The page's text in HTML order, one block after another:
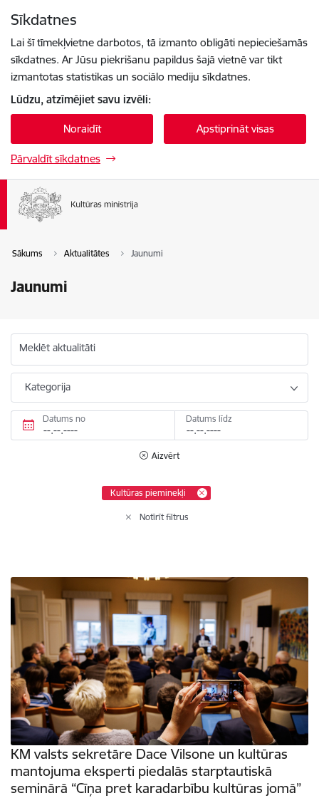
Sīkdatnes
Lai šī tīmekļvietne darbotos, tā izmanto obligāti nepieciešamās
sīkdatnes. Ar Jūsu piekrišanu papildus šajā vietnē var tikt
izmantotas statistikas un sociālo mediju sīkdatnes.
Lūdzu, atzīmējiet savu izvēli:
Noraidīt Apstiprināt visas
Pārvaldīt sīkdatnes
Sākums Aktualitātes Jaunumi
Jaunumi
Meklēt aktualitāti
Kategorija
Datums no Datums līdz
Aizvērt
Kultūras pieminekļi
Notīrīt filtrus
KM valsts sekretāre Dace Vilsone un kultūras
mantojuma eksperti piedalās starptautiskā
seminārā “Cīņa pret karadarbību kultūras jomā”